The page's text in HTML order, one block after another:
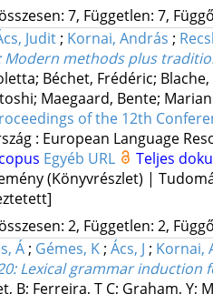
7, Független: 7,
Judit; Kornai, András ;
Modern methods plus
Béchet, Frédéric;
Maegaard, Bente;
of the 12th
: European Language
Egyéb URL
Teljes
(Könyvrészlet) |
2, Független: 2,
Á; Gémes, K; Ács, J ; Kornai,
Lexical grammar
B; Ferreira, T C; Graham, Y;